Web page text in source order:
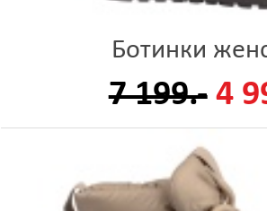
Ботинки
7 199.- 4